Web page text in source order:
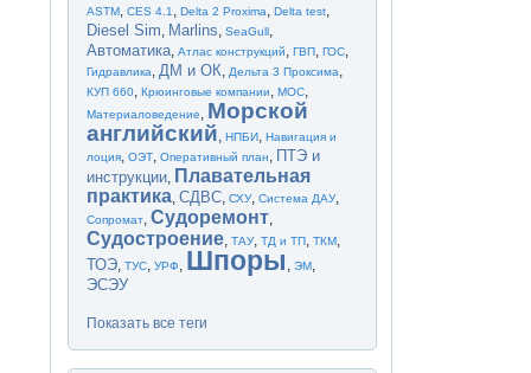
ASTM,CES 4.1 ,Delta 2 Proxima,Delta test,
Diesel Sim, Marlins,SeaGull,
Автоматика,Атлас конструкций,ГВП,ГОС,
Гидравлика,ДМ и ОК,Дельта 3 Проксима,
КУП 660,Крюинговые компании,МОС,
Материаловедение, Морской
английский,НПБИ,Навигация и
лоция,ОЭТ,Оперативный план, ПТЭ и
инструкции, Плавательная
практика,СДВС,СХУ,Система ДАУ,
Сопромат,Судоремонт,
Судостроение,ТАУ,ТД и ТП,ТКМ,
ТОЭ,ТУС,УРФ, Шпоры ,ЭМ,
ЭСЭУ
Показать все теги